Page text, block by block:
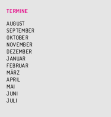
TERMINE
AUGUST
SEPTEMBER
OKTOBER
NOVEMBER
DEZEMBER
JANUAR
FEBRUAR
MÄRZ
APRIL
MAI
JUNI
JULI